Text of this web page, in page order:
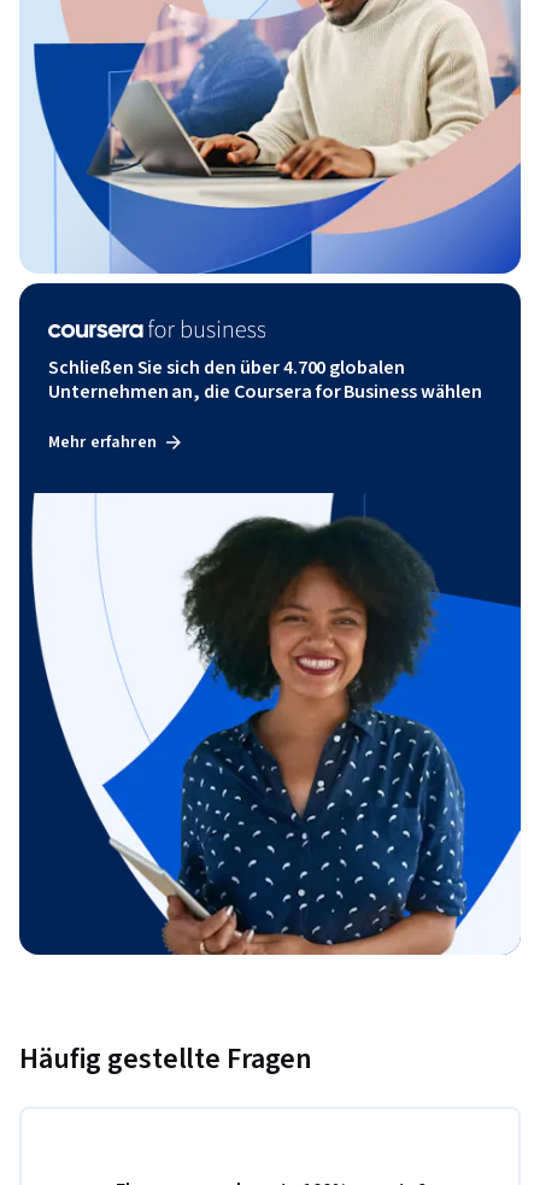
Schließen Sie sich den über 4.700 globalen
Unternehmen an, die Coursera for Business wählen
Mehr erfahren
Häufig gestellte Fragen